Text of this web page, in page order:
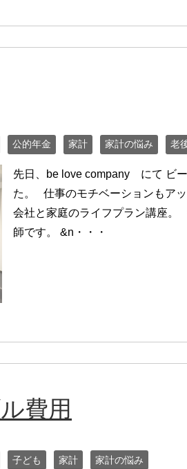
公的年金 家計 家計の悩み 老
先日、be love company にて ビ
た。 仕事のモチベーションもア
会社と家庭のライフプラン講座。
師です。 &n・・・
費用
子ども 家計 家計の悩み